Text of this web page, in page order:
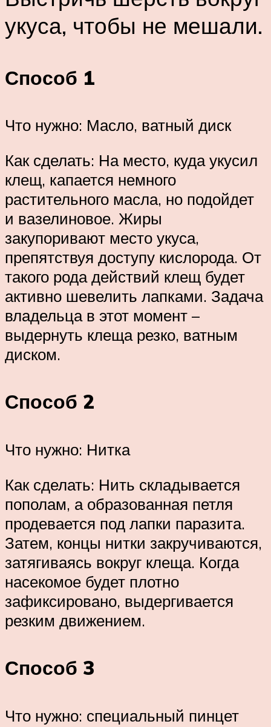
укуса, чтобы не мешали.
Способ 1
Что нужно: Масло, ватный диск
Как сделать: На место, куда укусил
клещ, капается немного
растительного масла, но подойдет
и вазелиновое. Жиры
закупоривают место укуса,
препятствуя доступу кислорода. От
такого рода действий клещ будет
активно шевелить лапками. Задача
владельца в этот момент –
выдернуть клеща резко, ватным
диском.
Способ 2
Что нужно: Нитка
Как сделать: Нить складывается
пополам, а образованная петля
продевается под лапки паразита.
Затем, концы нитки закручиваются,
затягиваясь вокруг клеща. Когда
насекомое будет плотно
зафиксировано, выдергивается
резким движением.
Способ 3
Что нужно: специальный пинцет